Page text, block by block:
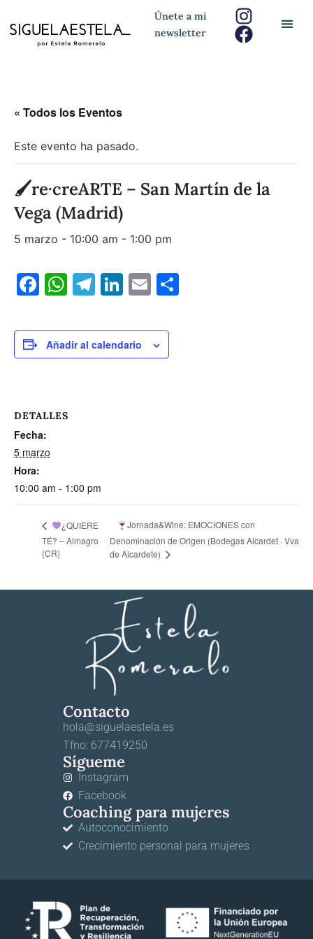
Únete a mi
newsletter
« Todos los Eventos
Este evento ha pasado.
🖌re·creARTE – San Martín de la
Vega (Madrid)
5 marzo - 10:00 am - 1:00 pm
Facebook
WhatsApp
Telegram
LinkedIn
Email
Añadir al calendario
DETALLES
Fecha:
5 marzo
Hora:
10:00 am - 1:00 pm
¿QUIERE
TÉ? – Almagro
(CR)
Jornada&Wine: EMOCIONES con
Denominación de Origen (Bodegas Alcardet · Vva
de Alcardete)
Contacto
hola@siguelaestela.es
Tfno: 677419250
Sígueme
Instagram
Facebook
Coaching para mujeres
Autoconocimiento
Crecimiento personal para mujeres